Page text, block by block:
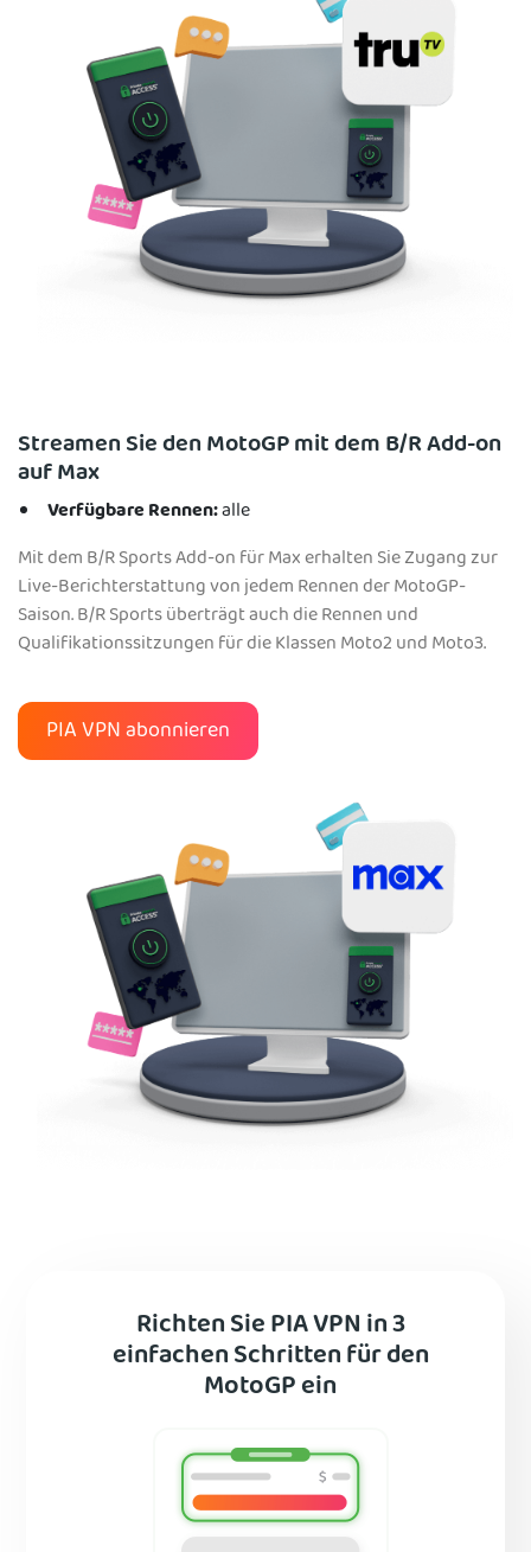
Streamen Sie den MotoGP mit dem B/R Add-on
auf Max
Verfügbare Rennen:alle
Mit dem B/R Sports Add-on für Max erhalten Sie Zugang zur
Live-Berichterstattung von jedem Rennen der MotoGP-
Saison. B/R Sports überträgt auch die Rennen und
Qualifikationssitzungen für die Klassen Moto2 und Moto3.
PIA VPN abonnieren
Richten Sie PIA VPN in 3
einfachen Schritten für den
MotoGP ein